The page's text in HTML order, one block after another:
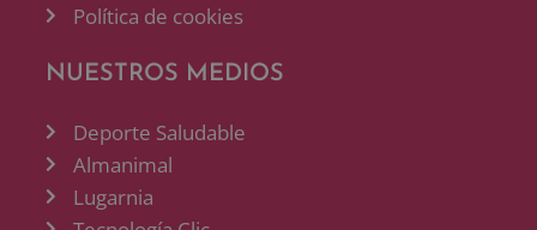
Política de cookies
NUESTROS MEDIOS
Deporte Saludable
Almanimal
Lugarnia